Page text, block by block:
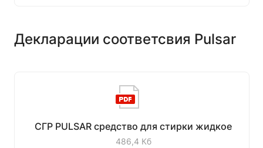
Декларации соответсвия Pulsar
СГР PULSAR средство для стирки жидкое
486,4 Кб